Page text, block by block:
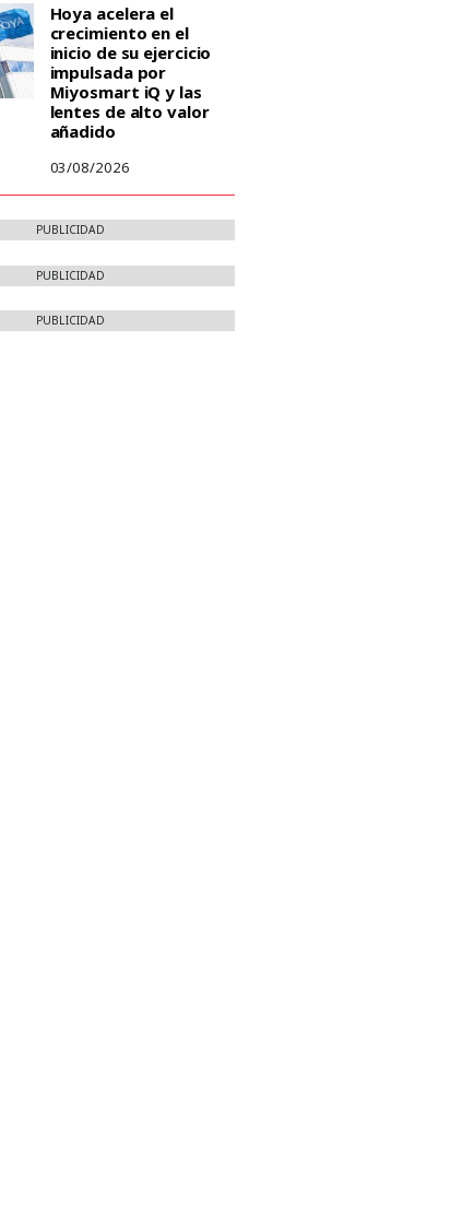
Hoya acelera el
crecimiento en el
inicio de su ejercicio
impulsada por
Miyosmart iQ y las
lentes de alto valor
añadido
03/08/2026
PUBLICIDAD
PUBLICIDAD
PUBLICIDAD